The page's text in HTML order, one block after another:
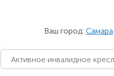
Ваш город: Самара